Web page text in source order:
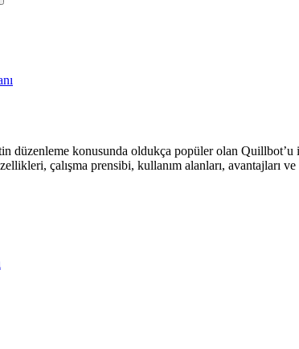
düzenleme konusunda oldukça popüler olan
çalışma prensibi, kullanım alanları, avantajları